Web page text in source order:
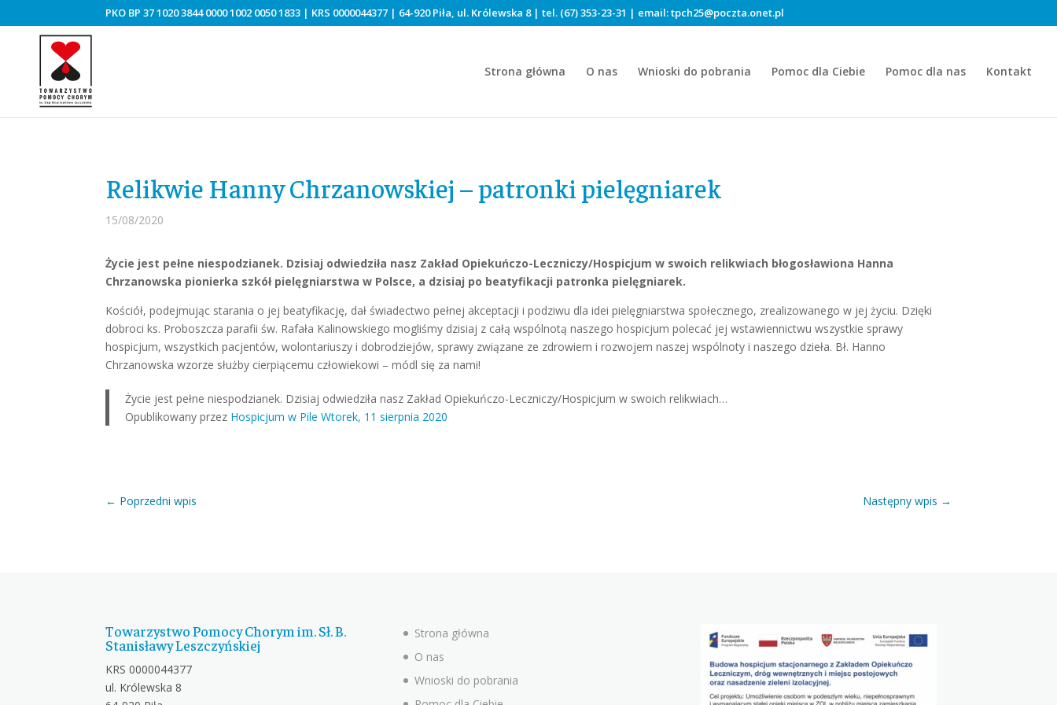
PKO BP 37 1020 3844 0000 1002 0050 1833 | KRS 0000044377 | 64-920 Piła, ul. Królewska 8 | tel. (67) 353-23-31 | email:tpch25@poczta.onet.pl
Strona główna O nas Wnioski do pobrania Pomoc dla Ciebie Pomoc dla nas Kontakt
Relikwie Hanny Chrzanowskiej – patronki pielęgniarek
15/08/2020
Życie jest pełne niespodzianek. Dzisiaj odwiedziła nasz Zakład Opiekuńczo-Leczniczy/Hospicjum w swoich relikwiach błogosławiona Hanna
Chrzanowska pionierka szkół pielęgniarstwa w Polsce, a dzisiaj po beatyfikacji patronka pielęgniarek.
Kościół, podejmując starania o jej beatyfikację, dał świadectwo pełnej akceptacji i podziwu dla idei pielęgniarstwa społecznego, zrealizowanego w jej życiu. Dzięki
dobroci ks. Proboszcza parafii św. Rafała Kalinowskiego mogliśmy dzisiaj z całą wspólnotą naszego hospicjum polecać jej wstawiennictwu wszystkie sprawy
hospicjum, wszystkich pacjentów, wolontariuszy i dobrodziejów, sprawy związane ze zdrowiem i rozwojem naszej wspólnoty i naszego dzieła. Bł. Hanno
Chrzanowska wzorze służby cierpiącemu człowiekowi – módl się za nami!
Życie jest pełne niespodzianek. Dzisiaj odwiedziła nasz Zakład Opiekuńczo-Leczniczy/Hospicjum w swoich relikwiach…
Opublikowany przez Hospicjum w Pile Wtorek, 11 sierpnia 2020
← Poprzedni wpis Następny wpis →
Towarzystwo Pomocy Chorym im. Sł. B.
Stanisławy Leszczyńskiej
KRS 0000044377
ul. Królewska 8
Strona główna
O nas
Wnioski do pobrania